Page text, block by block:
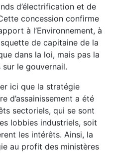
d’électrification et de
concession confirme
à l’Environnement, à
de capitaine de la
dans la loi, mais pas la
sur le gouvernail.
ici que la stratégie
d’assainissement a été
sectoriels, qui se sont
lobbies industriels, soit
les intérêts. Ainsi, la
au profit des ministères